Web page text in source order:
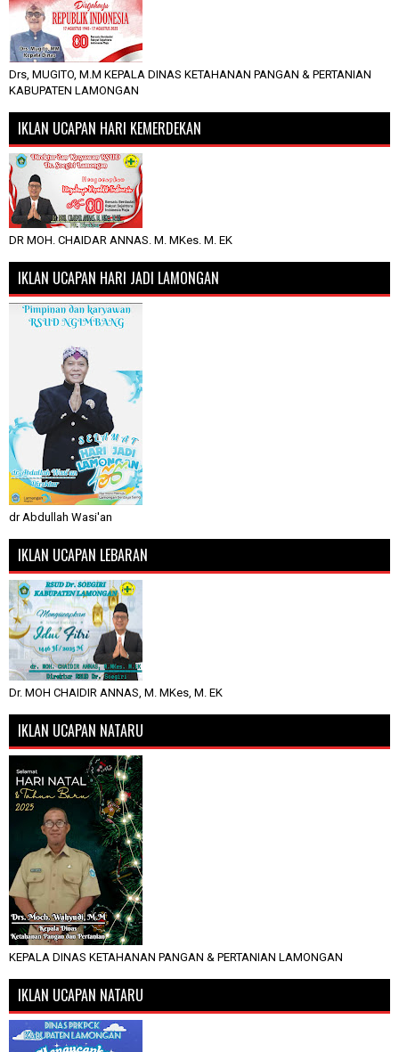
Drs, MUGITO, M.M KEPALA DINAS KETAHANAN PANGAN & PERTANIAN
KABUPATEN LAMONGAN
IKLAN UCAPAN HARI KEMERDEKAN
DR MOH. CHAIDAR ANNAS. M. MKes. M. EK
IKLAN UCAPAN HARI JADI LAMONGAN
dr Abdullah Wasi'an
IKLAN UCAPAN LEBARAN
Dr. MOH CHAIDIR ANNAS, M. MKes, M. EK
IKLAN UCAPAN NATARU
KEPALA DINAS KETAHANAN PANGAN & PERTANIAN LAMONGAN
IKLAN UCAPAN NATARU